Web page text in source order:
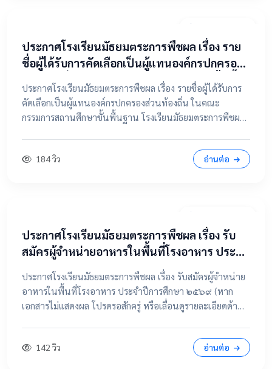
ประกาศโรงเรียนมัธยมตระการพืชผล เรื่อง ราย
ชื่อผู้ได้รับการคัดเลือกเป็นผู้แทนองค์กรปกครอง
ส่วนท้องถิ่น ในคณะกรรมการสถานศึกษาขั้นพื้น
ฐาน
ประกาศโรงเรียนมัธยมตระการพืชผล เรื่อง รายชื่อผู้ได้รับการ
คัดเลือกเป็นผู้แทนองค์กรปกครองส่วนท้องถิ่น ในคณะ
กรรมการสถานศึกษาขั้นพื้นฐาน โรงเรียนมัธยมตระการพืชผล
184 วิว อ่านต่อ
ประกาศโรงเรียนมัธยมตระการพืชผล เรื่อง รับ
สมัครผู้จำหน่ายอาหารในพื้นที่โรงอาหาร ประจำ
ปีการศึกษา ๒๕๖๙
ประกาศโรงเรียนมัธยมตระการพืชผล เรื่อง รับสมัครผู้จำหน่าย
อาหารในพื้นที่โรงอาหาร ประจำปีการศึกษา ๒๕๖๙ (หาก
เอกสารไม่แสดงผล โปรดรอสักครู่ หรือเลื่อนดูรายละเอียดด้าน
142 วิว อ่านต่อ